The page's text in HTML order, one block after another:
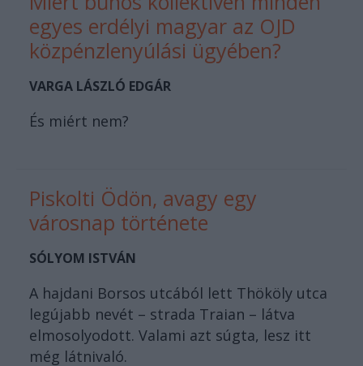
egyes erdélyi magyar az OJD
közpénzlenyúlási ügyében?
VARGA LÁSZLÓ EDGÁR
És miért nem?
Piskolti Ödön, avagy egy
városnap története
SÓLYOM ISTVÁN
A hajdani Borsos utcából lett Thököly utca
legújabb nevét – strada Traian – látva
elmosolyodott. Valami azt súgta, lesz itt
még látnivaló.